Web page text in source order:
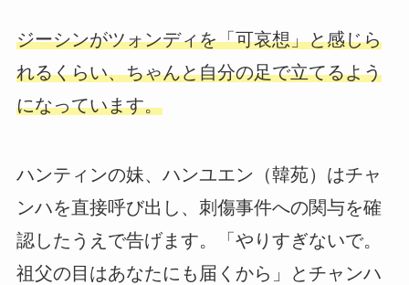
ジーシンがツォンディを「可哀想」と感じら
れるくらい、ちゃんと自分の足で立てるよう
になっています。
ハンティンの妹、ハンユエン（韓苑）はチャ
ンハを直接呼び出し、刺傷事件への関与を確
認したうえで告げます。「やりすぎないで。
祖父の目はあなたにも届くから」とチャンハ